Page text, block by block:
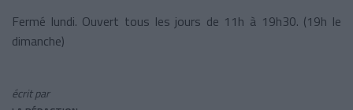
Fermé lundi. Ouvert tous les jours de 11h à 19h30. (19h le
dimanche)
écrit par